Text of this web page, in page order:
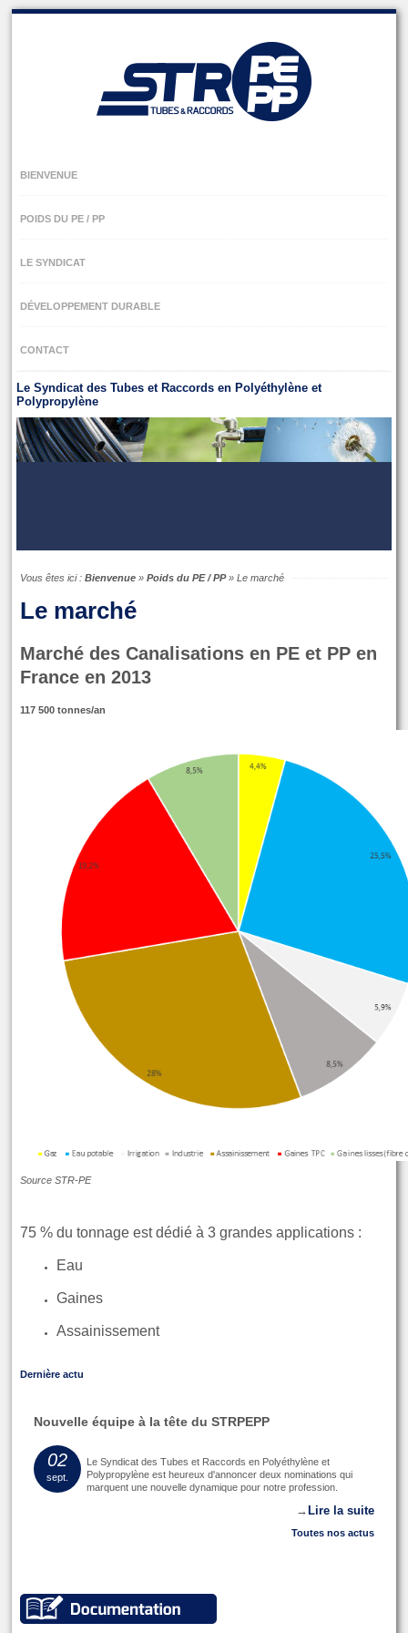
BIENVENUE
POIDS DU PE / PP
LE SYNDICAT
DÉVELOPPEMENT DURABLE
CONTACT
Le Syndicat des Tubes et Raccords en Polyéthylène et
Polypropylène
Vous êtes ici :Bienvenue »Poids du PE / PP »Le marché
Le marché
Marché des Canalisations en PE et PP en
France en 2013
117 500 tonnes/an
Source STR-PE
75 % du tonnage est dédié à 3 grandes applications :
Eau
Gaines
Assainissement
Dernière actu
Nouvelle équipe à la tête du STRPEPP
02
sept.
Le Syndicat des Tubes et Raccords en Polyéthylène et
Polypropylène est heureux d'annoncer deux nominations qui
marquent une nouvelle dynamique pour notre profession.
Lire la suite
→
Toutes nos actus